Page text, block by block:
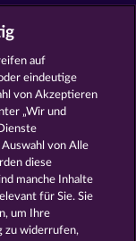
erworben oder
haben,
UWG) E-Mails
zusenden (In-
mit dem
GmbH
auf
eindeutige
von Akzeptieren
„Wir und
von Alle
diese
manche Inhalte
für Sie. Sie
um Ihre
zu widerrufen,